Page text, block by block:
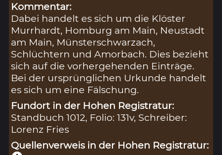
Kommentar:
Dabei handelt es sich um die Klöster
Murrhardt, Homburg am Main, Neustadt
am Main, Münsterschwarzach,
Schlüchtern und Amorbach. Dies bezieht
sich auf die vorhergehenden Einträge.
Bei der ursprünglichen Urkunde handelt
es sich um eine Fälschung.
Fundort in der Hohen Registratur:
Standbuch 1012, Folio: 131v, Schreiber:
Lorenz Fries
Quellenverweis in der Hohen Registratur: